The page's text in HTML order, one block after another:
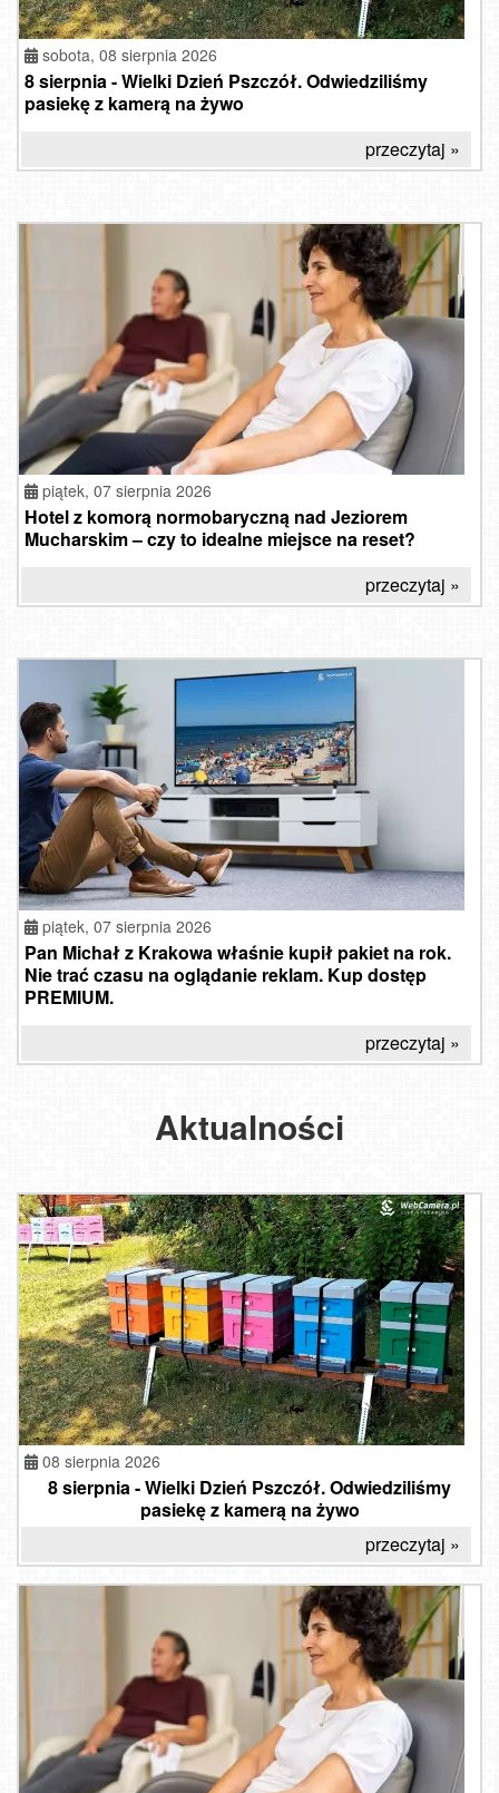
sobota, 08 sierpnia 2026
8 sierpnia - Wielki Dzień Pszczół. Odwiedziliśmy
pasiekę z kamerą na żywo
przeczytaj »
piątek, 07 sierpnia 2026
Hotel z komorą normobaryczną nad Jeziorem
Mucharskim – czy to idealne miejsce na reset?
przeczytaj »
piątek, 07 sierpnia 2026
Pan Michał z Krakowa właśnie kupił pakiet na rok.
Nie trać czasu na oglądanie reklam. Kup dostęp
PREMIUM.
przeczytaj »
Aktualności
08 sierpnia 2026
8 sierpnia - Wielki Dzień Pszczół. Odwiedziliśmy
pasiekę z kamerą na żywo
przeczytaj »